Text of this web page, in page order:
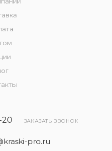
20 ЗАКАЗАТЬ ЗВОНОК
pro.ru